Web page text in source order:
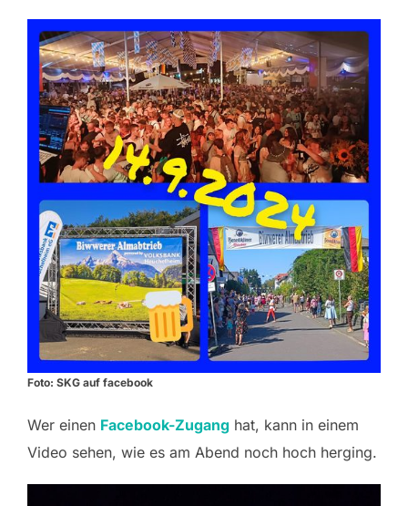
Foto: SKG auf facebook
Wer einen Facebook-Zugang hat, kann in einem
Video sehen, wie es am Abend noch hoch herging.